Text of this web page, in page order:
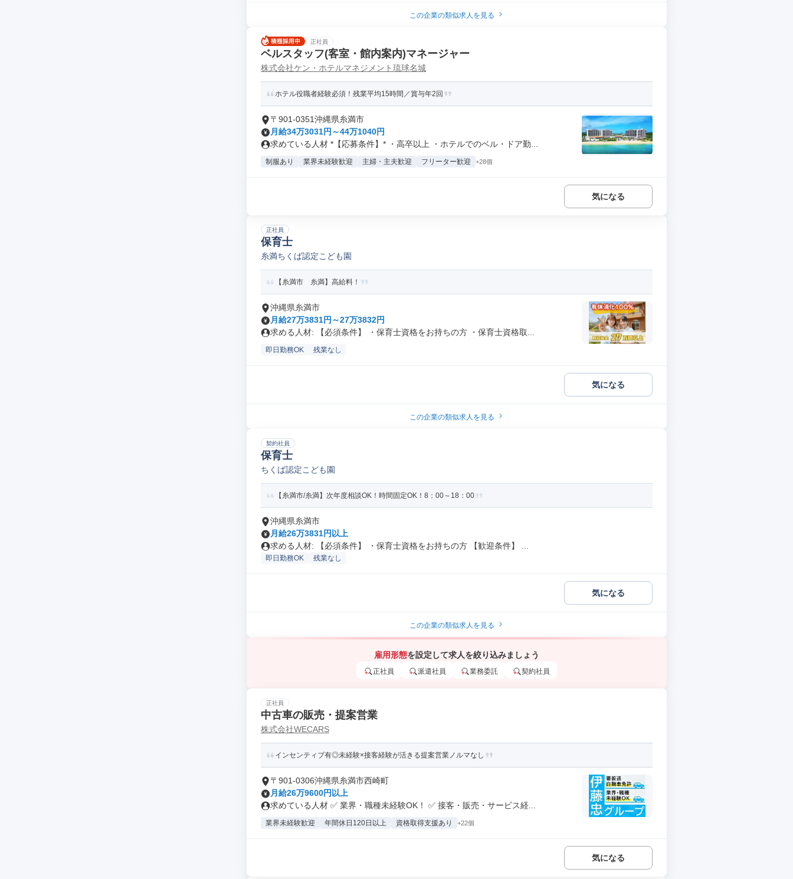
この企業の類似求人を見る
正社員
ベルスタッフ(客室・館内案内)マネージャー
株式会社ケン・ホテルマネジメント琉球名城
ホテル役職者経験必須！残業平均15時間／賞与年2回
〒901-0351沖縄県糸満市
月給34万3031円～44万1040円
求めている人材 *【応募条件】* ・高卒以上 ・ホテルでのベル・ドア勤...
制服あり 業界未経験歓迎 主婦・主夫歓迎 フリーター歓迎 +28個
気になる
正社員
保育士
糸満ちくば認定こども園
【糸満市 糸満】高給料！
沖縄県糸満市
月給27万3831円～27万3832円
求める人材: 【必須条件】 ・保育士資格をお持ちの方 ・保育士資格取...
即日勤務OK 残業なし
気になる
この企業の類似求人を見る
契約社員
保育士
ちくば認定こども園
【糸満市/糸満】次年度相談OK！時間固定OK！8：00～18：00
沖縄県糸満市
月給26万3831円以上
求める人材: 【必須条件】 ・保育士資格をお持ちの方 【歓迎条件】 ...
即日勤務OK 残業なし
気になる
この企業の類似求人を見る
雇用形態を設定して求人を絞り込みましょう
正社員 派遣社員 業務委託 契約社員
正社員
中古車の販売・提案営業
株式会社WECARS
インセンティブ有◎未経験×接客経験が活きる提案営業ノルマなし
〒901-0306沖縄県糸満市西崎町
月給26万9600円以上
求めている人材 ✅ 業界・職種未経験OK！ ✅ 接客・販売・サービス経...
業界未経験歓迎 年間休日120日以上 資格取得支援あり +22個
気になる